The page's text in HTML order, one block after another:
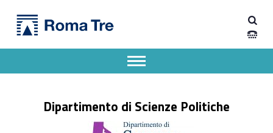
Dipartimento di Scienze Politiche
Dipartimento di Scienze Politiche
Apri il menu secondario
Header info sidebar